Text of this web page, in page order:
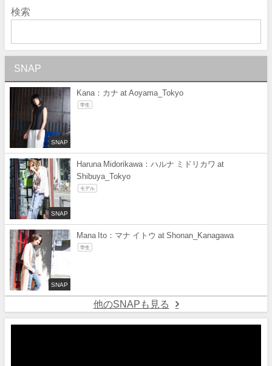
検索
SNAP
SNAP
Kana：カナ at Aoyama_Tokyo
学生
SNAP
Haruna Midorikawa：ハルナ ミドリカワ at
Shibuya_Tokyo
モデル
SNAP
Mana Ito：マナ イトウ at Shonan_Kanagawa
学生
他のSNAPも見る